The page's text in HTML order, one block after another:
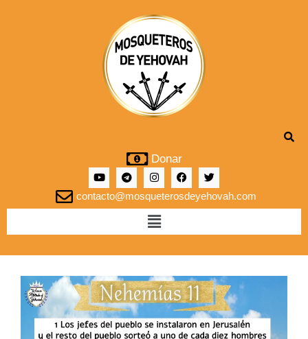
Donar
contacto@mosqueterosdeyehovah.com